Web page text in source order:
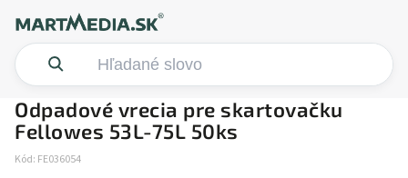
Odpadové vrecia pre skartovačku
Fellowes 53L-75L 50ks
Kód: FE036054